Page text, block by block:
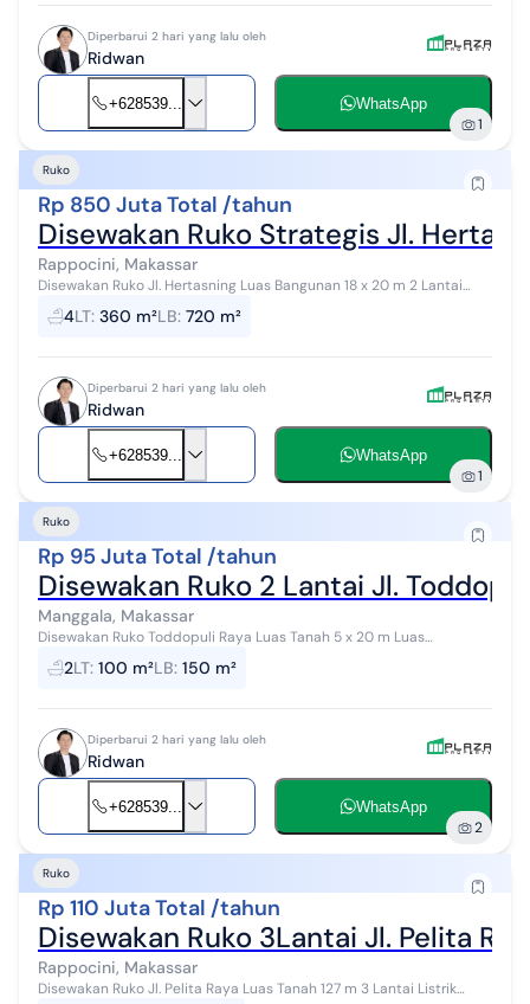
Diperbarui 2 hari yang lalu oleh
Ridwan
+628539... WhatsApp
1
Ruko
Rp 850 Juta Total /tahun
Disewakan Ruko Strategis Jl.
Rappocini, Makassar
Disewakan Ruko Jl. Hertasning Luas Bangunan 18 x 20 m 2 Lantai
Harga Sewa 850 Juta Pertahun nego Kalau lantai 1 saja Harga Sewa
450 Juta Pertahun...
4LT: 360 m²LB: 720 m²
Diperbarui 2 hari yang lalu oleh
Ridwan
+628539... WhatsApp
1
Ruko
Rp 95 Juta Total /tahun
Disewakan Ruko 2 Lantai Jl.
Manggala, Makassar
Disewakan Ruko Toddopuli Raya Luas Tanah 5 x 20 m Luas
Bangunan 5 x 15± m 2 Lantai Kamar Mandi 2 Listrik 2200 Watt Sumur
Bor SHM Harga 95 Juta P...
2LT: 100 m²LB: 150 m²
Diperbarui 2 hari yang lalu oleh
Ridwan
+628539... WhatsApp
2
Ruko
Rp 110 Juta Total /tahun
Disewakan Ruko 3Lantai Jl. Pelita
Rappocini, Makassar
Disewakan Ruko Jl. Pelita Raya Luas Tanah 127 m 3 Lantai Listrik